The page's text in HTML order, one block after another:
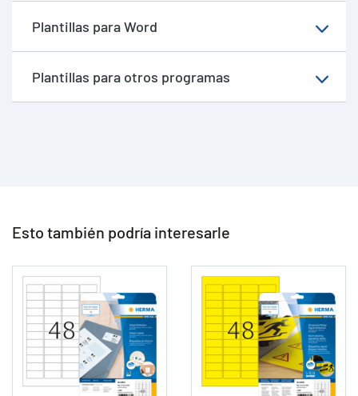
Plantillas para Word
Plantillas para otros programas
Esto también podría interesarle